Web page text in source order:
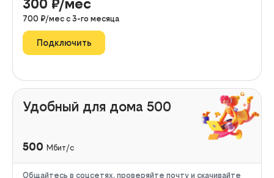
300 ₽/мес
700 ₽/мес с 3-го месяца
Подключить
Удобный для дома 500
500 Мбит/с
Общайтесь в соцсетях, проверяйте почту и скачивайте